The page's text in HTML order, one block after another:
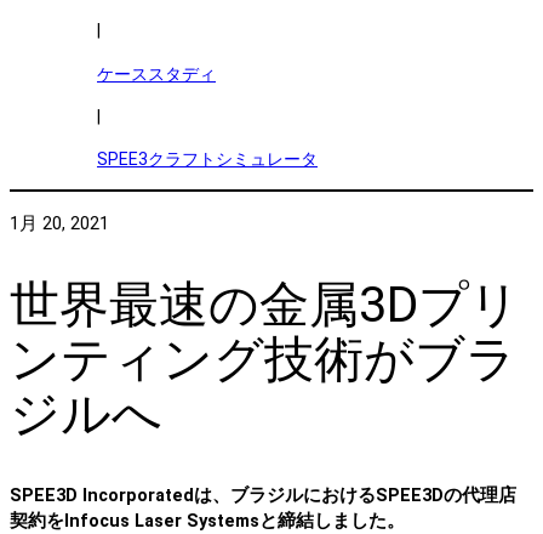
ケーススタディ
SPEE3クラフトシミュレータ
1月 20, 2021
世界最速の金属3Dプリ
ンティング技術がブラ
ジルへ
SPEE3D Incorporatedは、ブラジルにおけるSPEE3Dの代理店
契約をInfocus Laser Systemsと締結しました。